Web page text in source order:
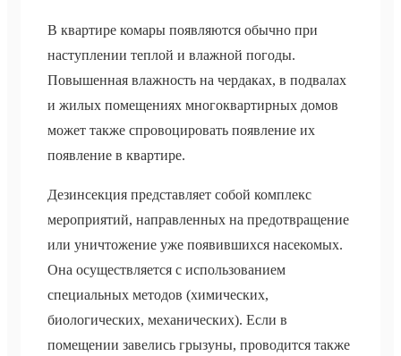
В квартире комары появляются обычно при
наступлении теплой и влажной погоды.
Повышенная влажность на чердаках, в подвалах
и жилых помещениях многоквартирных домов
может также спровоцировать появление их
появление в квартире.
Дезинсекция представляет собой комплекс
мероприятий, направленных на предотвращение
или уничтожение уже появившихся насекомых.
Она осуществляется с использованием
специальных методов (химических,
биологических, механических). Если в
помещении завелись грызуны, проводится также